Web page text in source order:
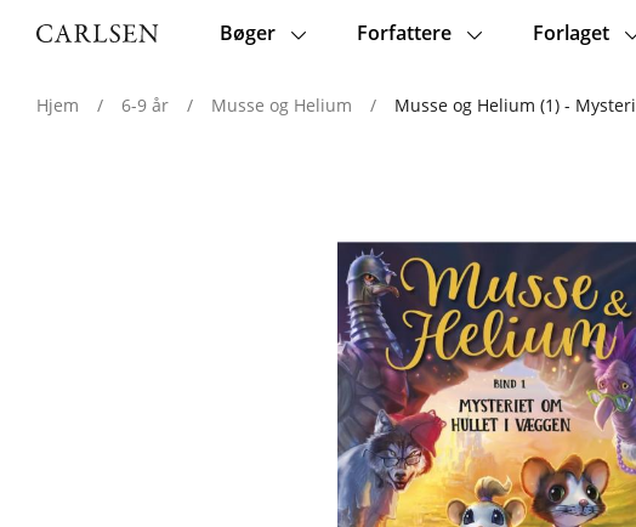
Main
Bøger Forfattere Forlaget
Hjem / 6-9 år / Musse og Helium / Musse og Helium (1) -